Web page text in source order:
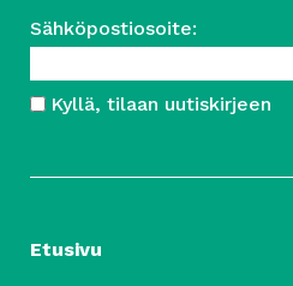
Sähköpostiosoite:
Kyllä, tilaan uutiskirjeen
Etusivu